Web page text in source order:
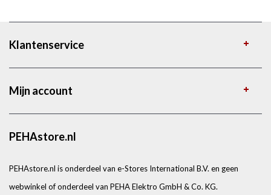
Klantenservice
Mijn account
PEHAstore.nl
PEHAstore.nl is onderdeel van e-Stores International B.V. en geen
webwinkel of onderdeel van PEHA Elektro GmbH & Co. KG.